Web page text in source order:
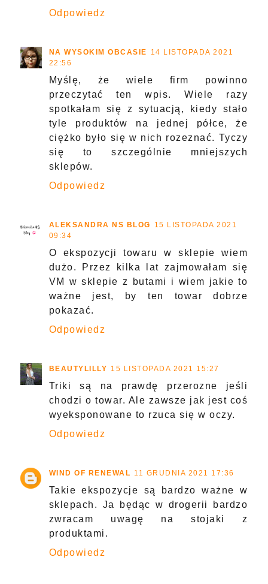
Odpowiedz
NA WYSOKIM OBCASIE
14 LISTOPADA 2021
22:56
Myślę, że wiele firm powinno
przeczytać ten wpis. Wiele razy
spotkałam się z sytuacją, kiedy stało
tyle produktów na jednej półce, że
ciężko było się w nich rozeznać. Tyczy
się to szczególnie mniejszych
sklepów.
Odpowiedz
ALEKSANDRA NS BLOG
15 LISTOPADA 2021
09:34
O ekspozycji towaru w sklepie wiem
dużo. Przez kilka lat zajmowałam się
VM w sklepie z butami i wiem jakie to
ważne jest, by ten towar dobrze
pokazać.
Odpowiedz
BEAUTYLILLY 15 LISTOPADA 2021 15:27
Triki są na prawdę przerozne jeśli
chodzi o towar. Ale zawsze jak jest coś
wyeksponowane to rzuca się w oczy.
Odpowiedz
WIND OF RENEWAL 11 GRUDNIA 2021 17:36
Takie ekspozycje są bardzo ważne w
sklepach. Ja będąc w drogerii bardzo
zwracam uwagę na stojaki z
produktami.
Odpowiedz